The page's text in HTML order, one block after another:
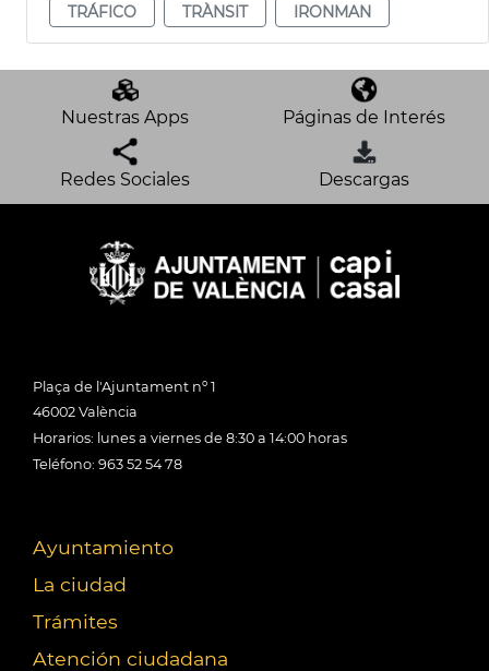
TRÁFICO
TRÀNSIT IRONMAN
Nuestras Apps Páginas de Interés
Redes Sociales Descargas
Plaça de l'Ajuntament nº 1
46002 València
Horarios: lunes a viernes de 8:30 a 14:00 horas
Teléfono: 963 52 54 78
Ayuntamiento
La ciudad
Trámites
Atención ciudadana